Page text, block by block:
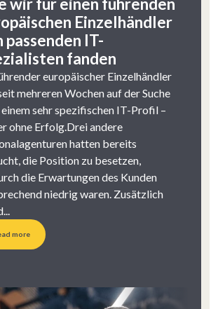
wir für einen führenden
Einzelhändler
passenden IT-
fanden
europäischer Einzelhändler
mehreren Wochen auf der Suche
einem sehr spezifischen IT-Profil –
ohne Erfolg.Drei andere
hatten bereits
die Position zu besetzen,
die Erwartungen des Kunden
niedrig waren. Zusätzlich
more